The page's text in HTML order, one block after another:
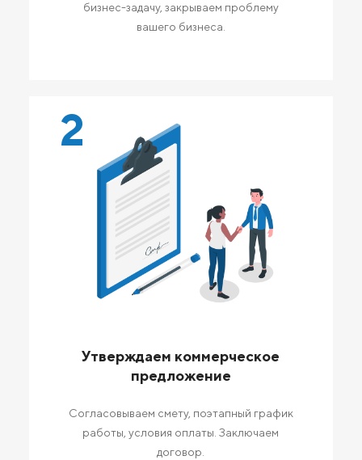
бизнес-задачу, закрываем проблему
вашего бизнеса.
2
Утверждаем коммерческое
предложение
Согласовываем смету, поэтапный график
работы, условия оплаты. Заключаем
договор.